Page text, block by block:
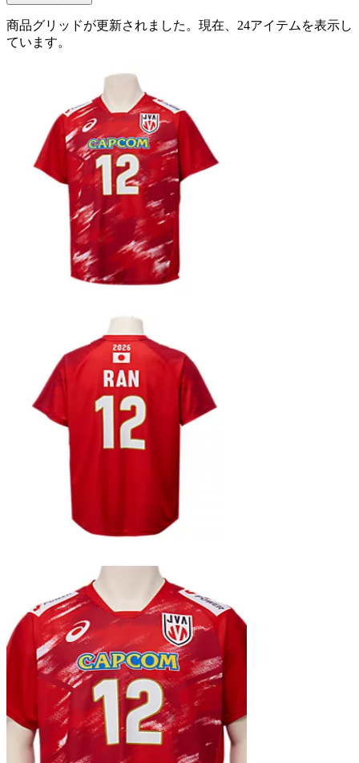
商品グリッドが更新されました。現在、24アイテムを表示し
ています。